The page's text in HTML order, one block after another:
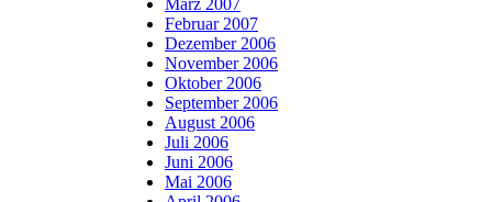
Februar 2007
Dezember 2006
November 2006
Oktober 2006
September 2006
August 2006
Juli 2006
Juni 2006
Mai 2006